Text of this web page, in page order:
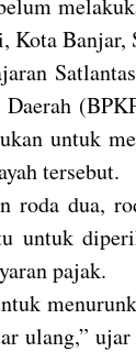
Kota Banjar,
Daerah
untuk
tersebut.
roda dua,
untuk
pajak.
ulang,”